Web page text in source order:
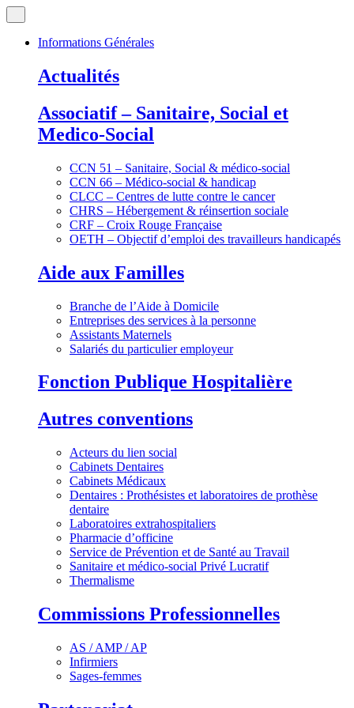
Informations Générales
Actualités
Associatif – Sanitaire, Social et
Medico-Social
CCN 51 – Sanitaire, Social & médico-social
CCN 66 – Médico-social & handicap
CLCC – Centres de lutte contre le cancer
CHRS – Hébergement & réinsertion sociale
CRF – Croix Rouge Française
OETH – Objectif d’emploi des travailleurs handicapés
Aide aux Familles
Branche de l’Aide à Domicile
Entreprises des services à la personne
Assistants Maternels
Salariés du particulier employeur
Fonction Publique Hospitalière
Autres conventions
Acteurs du lien social
Cabinets Dentaires
Cabinets Médicaux
Dentaires : Prothésistes et laboratoires de prothèse
dentaire
Laboratoires extrahospitaliers
Pharmacie d’officine
Service de Prévention et de Santé au Travail
Sanitaire et médico-social Privé Lucratif
Thermalisme
Commissions Professionnelles
AS / AMP / AP
Infirmiers
Sages-femmes